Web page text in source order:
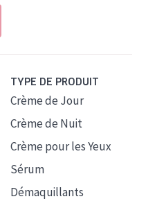
TYPE DE PRODUIT
Crème de Jour
Crème de Nuit
Crème pour les Yeux
Sérum
Démaquillants